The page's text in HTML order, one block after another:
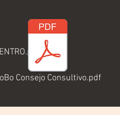
Consejo Consultivo.pdf